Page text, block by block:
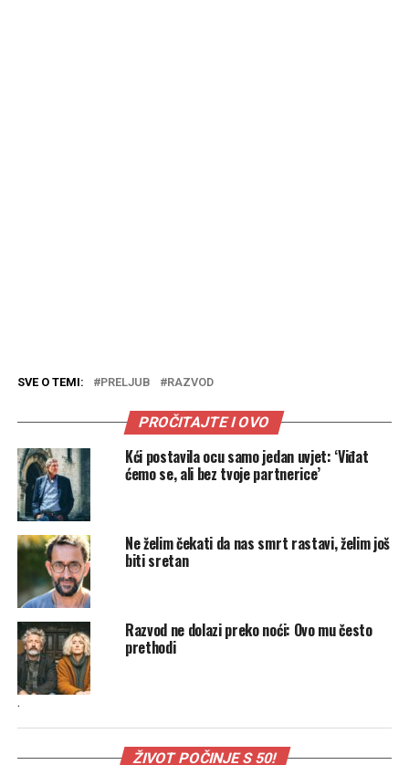
SVE O TEMI: PRELJUB RAZVOD
PROČITAJTE I OVO
Kći postavila ocu samo jedan uvjet: ‘Viđat
ćemo se, ali bez tvoje partnerice’
Ne želim čekati da nas smrt rastavi, želim još
biti sretan
Razvod ne dolazi preko noći: Ovo mu često
prethodi
.
ŽIVOT POČINJE S 50!